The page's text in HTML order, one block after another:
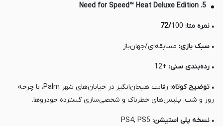
5. Need for Speed™ Heat Deluxe Edition
• نمره متا: 72/100
• سبک بازی:مسابقه‌ای/جهان‌باز
• رده‌بندی سنی:+12
• توضیح کوتاه:
رقابت هیجان‌انگیز در خیابان‌های شهر Palm، با چرخه
روز و شب، پلیس‌های خطرناک و شخصی‌سازی گسترده خودروها.
• نسخه پلی استیشن:PS4, PS5